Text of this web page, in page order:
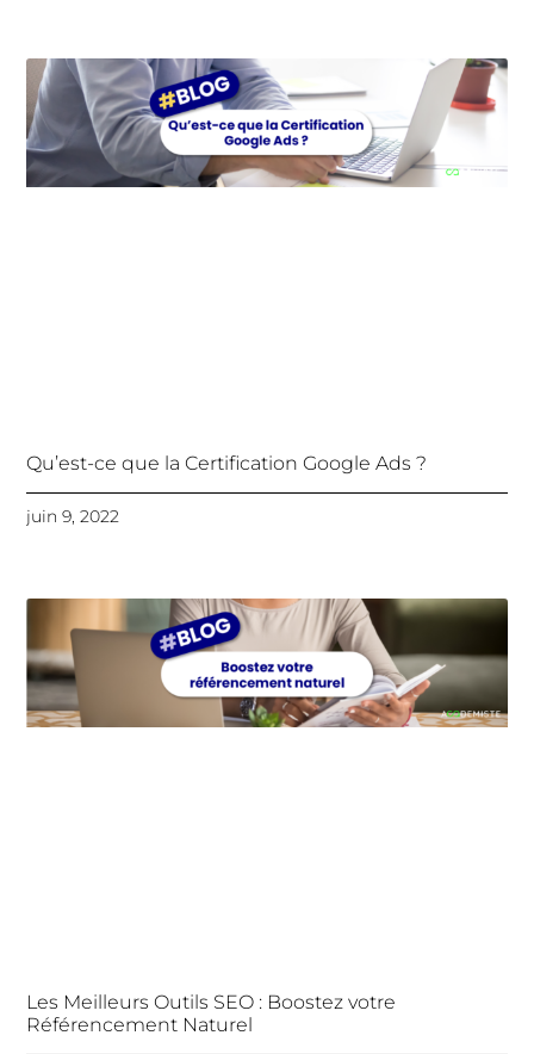
Qu’est-ce que la Certification Google Ads ?
juin 9, 2022
Les Meilleurs Outils SEO : Boostez votre
Référencement Naturel